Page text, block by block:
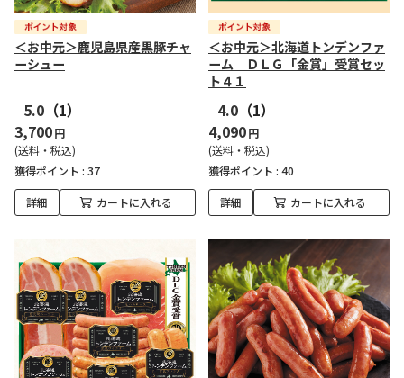
＜お中元＞鹿児島県産黒豚チャ
ーシュー
5.0 （1）
3,700円
(送料・税込)
獲得ポイント : 37
詳細 カートに入れる
＜お中元＞北海道トンデンファ
ーム ＤＬＧ「金賞」受賞セッ
ト４１
4.0 （1）
4,090円
(送料・税込)
獲得ポイント : 40
詳細 カートに入れる